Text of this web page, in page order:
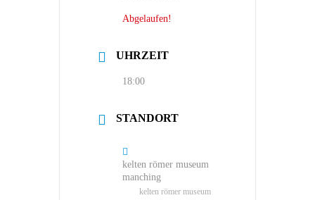
Abgelaufen!
UHRZEIT
18:00
STANDORT
kelten römer museum
manching
kelten römer museum